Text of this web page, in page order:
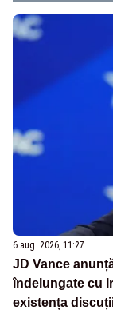
6 aug. 2026, 11:27
JD Vance
îndelungate cu
existența